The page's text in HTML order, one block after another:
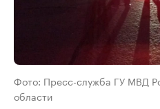
Фото: Пресс-служба ГУ МВД
области